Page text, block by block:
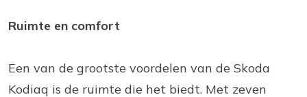
Ruimte en comfort
Een van de grootste voordelen van de Skoda
Kodiaq is de ruimte die het biedt. Met zeven